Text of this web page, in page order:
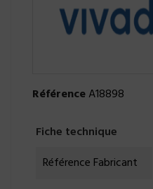
RéférenceA18898
Fiche technique
Référence Fabricant